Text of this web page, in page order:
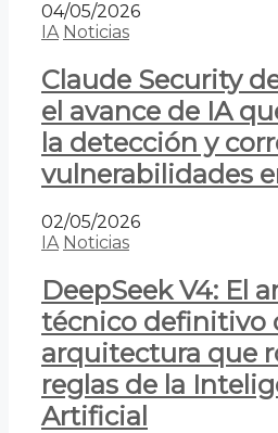
04/05/2026
IA Noticias
Claude Security
el avance de IA
la detección y
vulnerabilidades
02/05/2026
IA Noticias
DeepSeek V4: El
técnico definitivo
arquitectura que
reglas de la
Artificial